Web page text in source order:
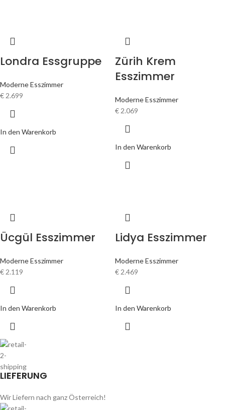
Londra Essgruppe
Moderne Esszimmer
€2.699
In den Warenkorb
Zürih Krem
Esszimmer
Moderne Esszimmer
€2.069
In den Warenkorb
Ücgül Esszimmer
Moderne Esszimmer
€2.119
In den Warenkorb
Lidya Esszimmer
Moderne Esszimmer
€2.469
In den Warenkorb
LIEFERUNG
Wir Liefern nach ganz Österreich!